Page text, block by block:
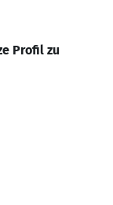
Profil zu